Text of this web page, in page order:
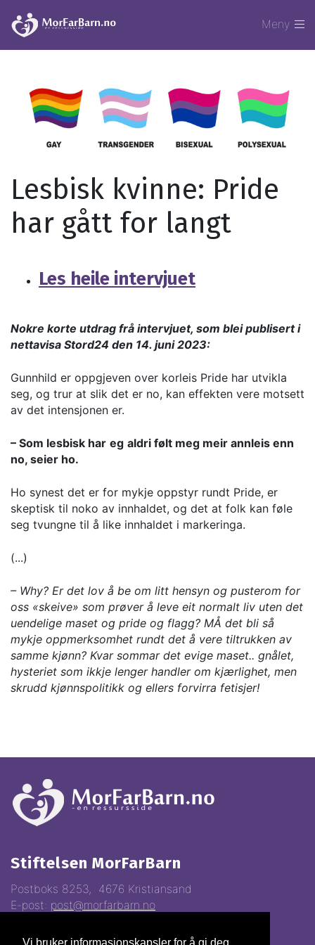
Meny
Lesbisk kvinne: Pride
har gått for langt
Les heile intervjuet
Nokre korte utdrag frå intervjuet, som blei publisert i
nettavisa Stord24 den 14. juni 2023:
Gunnhild er oppgjeven over korleis Pride har utvikla
seg, og trur at slik det er no, kan effekten vere motsett
av det intensjonen er.
– Som lesbisk har eg aldri følt meg meir annleis enn
no, seier ho.
Ho synest det er for mykje oppstyr rundt Pride, er
skeptisk til noko av innhaldet, og det at folk kan føle
seg tvungne til å like innhaldet i markeringa.
(...)
– Why? Er det lov å be om litt hensyn og pusterom for
oss «skeive» som prøver å leve eit normalt liv uten det
uendelige maset og pride og flagg? MÅ det bli så
mykje oppmerksomhet rundt det å vere tiltrukken av
samme kjønn? Kvar sommar det evige maset.. gnålet,
hysteriet som ikkje lenger handler om kjærlighet, men
skrudd kjønnspolitikk og ellers forvirra fetisjer!
Stiftelsen MorFarBarn
Postboks 8253, 4676 Kristiansand
E-post: post@morfarbarn.no